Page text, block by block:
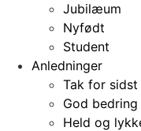
Jubilæum
Nyfødt
Student
Anledninger
Tak for sidst
God bedring
Held og